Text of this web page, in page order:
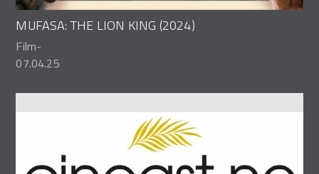
MUFASA: THE LION KING (2024)
Film-
07.04.25